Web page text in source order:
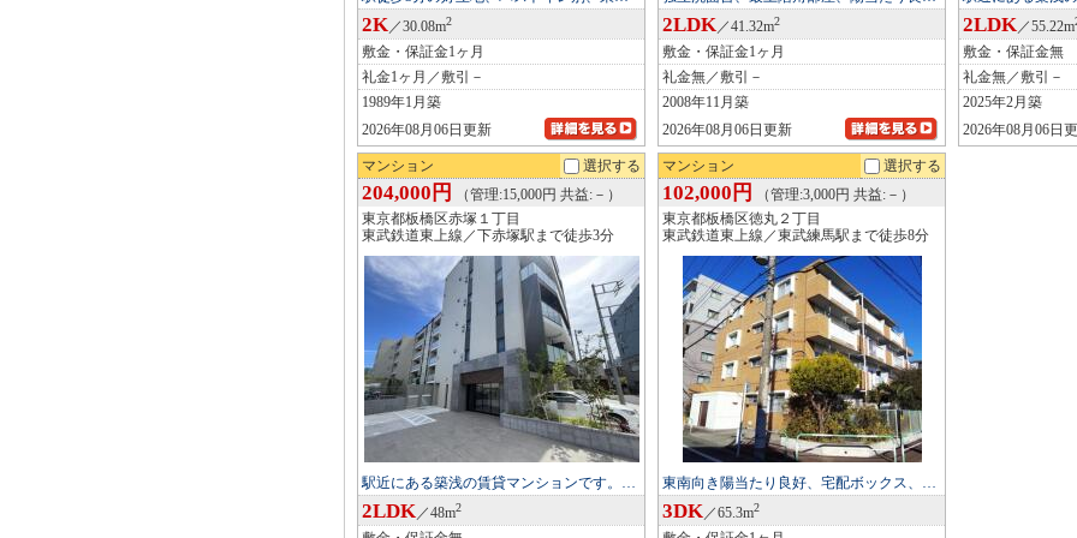
2K／30.08m2
敷金・保証金1ヶ月
礼金1ヶ月／敷引－
1989年1月築
2026年08月06日更新
2LDK／41.32m2
敷金・保証金1ヶ月
礼金無／敷引－
2008年11月築
2026年08月06日更新
2LDK／55.22m
敷金・保証金無
礼金無／敷引－
2025年2月築
2026年08月06日
マンション 選択する
204,000円
（管理:15,000円 共益:－）
東京都板橋区赤塚１丁目
東武鉄道東上線／下赤塚駅まで徒歩3分
駅近にある築浅の賃貸マンションです。…
2LDK／48m2
マンション 選択する
102,000円
（管理:3,000円 共益:－）
東京都板橋区徳丸２丁目
東武鉄道東上線／東武練馬駅まで徒歩8分
東南向き陽当たり良好、宅配ボックス、…
3DK／65.3m2